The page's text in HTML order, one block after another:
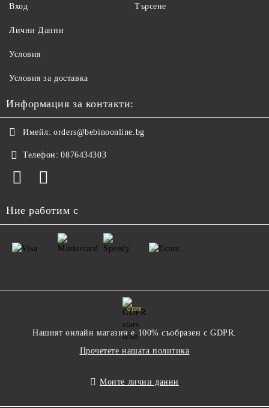
Вход Търсене
Лични Данни
Условия
Условия за доставка
Информация за контакти:
Имейл: orders@bebinoonline.bg
Телефон: 0876434303
Ние работим с
GDPR
Нашият онлайн магазин е 100% съобразен с GDPR.
Прочетете нашата политика
Моите лични данни